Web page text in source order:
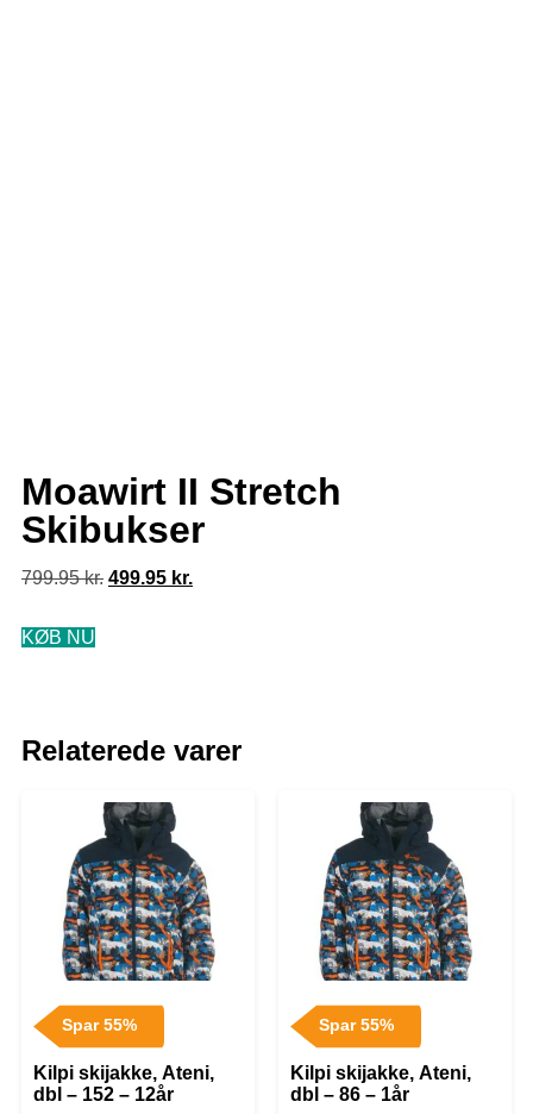
Moawirt II Stretch
Skibukser
799.95kr. 499.95 kr.
KØB NU
Relaterede varer
Spar 55%
Kilpi skijakke, Ateni,
dbl – 152 – 12år
Spar 55%
Kilpi skijakke, Ateni,
dbl – 86 – 1år